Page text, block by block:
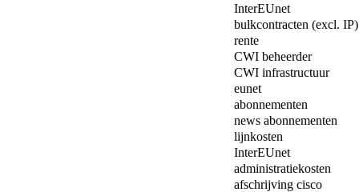
InterEUnet
bulkcontracten (excl. IP)
rente
CWI beheerder
CWI infrastructuur
eunet
abonnementen
news abonnementen
lijnkosten
InterEUnet
administratiekosten
afschrijving cisco